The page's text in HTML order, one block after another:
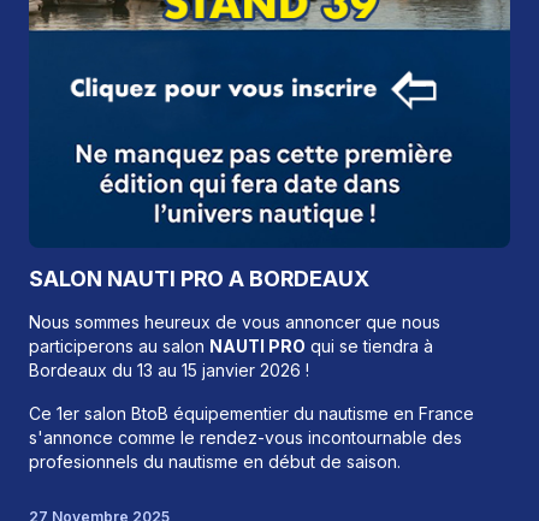
SALON NAUTI PRO A BORDEAUX
Nous sommes heureux de vous annoncer que nous
participerons au salon NAUTI PRO qui se tiendra à
Bordeaux du 13 au 15 janvier 2026 !
Ce 1er salon BtoB équipementier du nautisme en France
s'annonce comme le rendez-vous incontournable des
profesionnels du nautisme en début de saison.
27 Novembre 2025